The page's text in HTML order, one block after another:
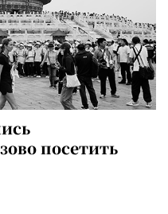
посетить